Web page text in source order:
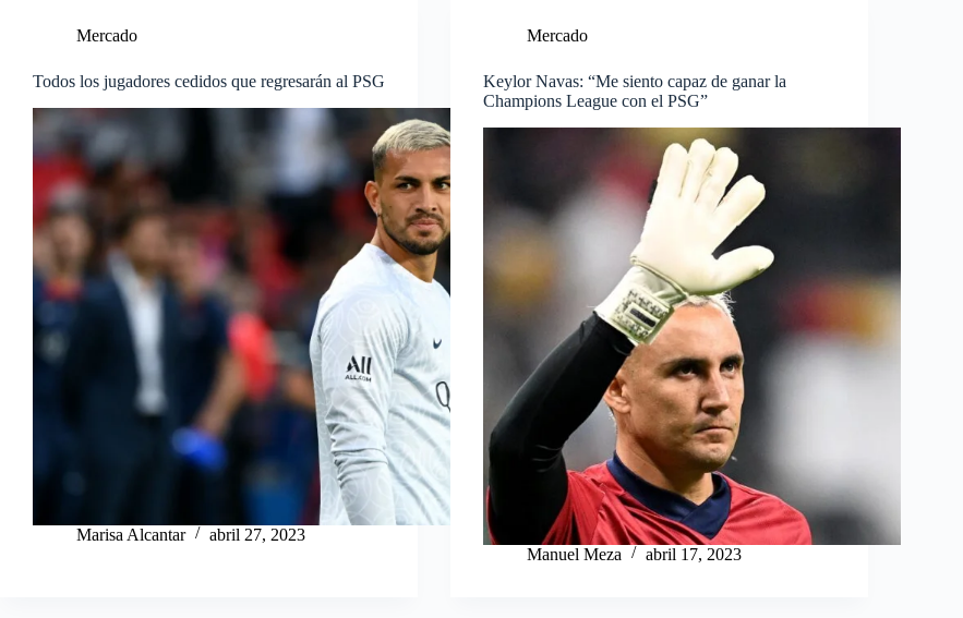
Mercado
Todos los jugadores cedidos que regresarán al PSG
Marisa Alcantar abril 27, 2023
Mercado
Keylor Navas: “Me siento capaz de ganar la
Champions League con el PSG”
Manuel Meza abril 17, 2023